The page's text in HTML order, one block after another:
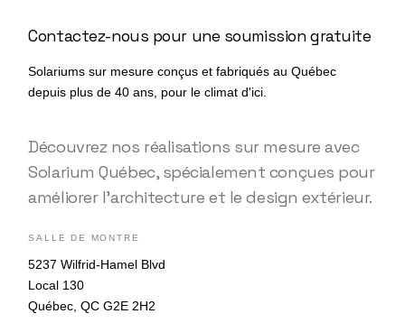
Contactez-nous pour une soumission gratuite
Solariums sur mesure conçus et fabriqués au Québec
depuis plus de 40 ans, pour le climat d'ici.
Découvrez nos réalisations sur mesure avec
Solarium Québec, spécialement conçues pour
améliorer l’architecture et le design extérieur.
SALLE DE MONTRE
5237 Wilfrid-Hamel Blvd
Local 130
Québec, QC G2E 2H2